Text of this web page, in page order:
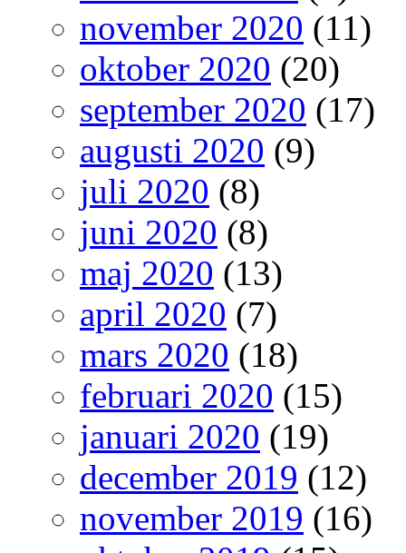
november 2020 (11)
oktober 2020 (20)
september 2020 (17)
augusti 2020 (9)
juli 2020 (8)
juni 2020 (8)
maj 2020 (13)
april 2020 (7)
mars 2020 (18)
februari 2020 (15)
januari 2020 (19)
december 2019 (12)
november 2019 (16)